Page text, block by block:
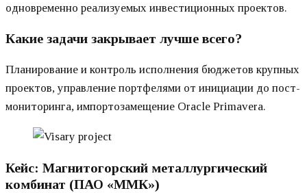
одновременно реализуемых инвестиционных проектов.
Какие задачи закрывает лучше всего?
Планирование и контроль исполнения бюджетов крупных
проектов, управление портфелями от инициации до пост-
мониторинга, импортозамещение Oracle Primavera.
Кейс: Магнитогорский металлургический
комбинат (ПАО «ММК»)